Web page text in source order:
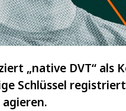
„native DVT“ als
Schlüssel